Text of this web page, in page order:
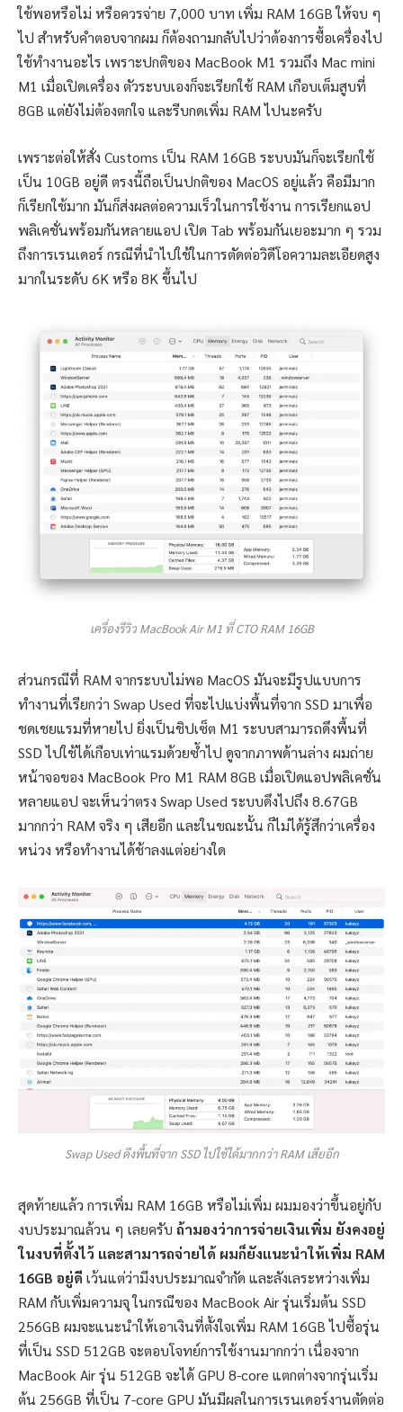
ใช้พอหรือไม่ หรือควรจ่าย 7,000 บาท เพิ่ม RAM 16GB ให้จบ ๆ
ไป สำหรับคำตอบจากผม ก็ต้องถามกลับไปว่าต้องการซื้อเครื่องไป
ใช้ทำงานอะไร เพราะปกติของ MacBook M1 รวมถึง Mac mini
M1 เมื่อเปิดเครื่อง ตัวระบบเองก็จะเรียกใช้ RAM เกือบเต็มสูบที่
8GB แต่ยังไม่ต้องตกใจ และรีบกดเพิ่ม RAM ไปนะครับ
เพราะต่อให้สั่ง Customs เป็น RAM 16GB ระบบมันก็จะเรียกใช้
เป็น 10GB อยู่ดี ตรงนี้ถือเป็นปกติของ MacOS อยู่แล้ว คือมีมาก
ก็เรียกใช้มาก มันก็ส่งผลต่อความเร็วในการใช้งาน การเรียกแอป
พลิเคชั่นพร้อมกันหลายแอป เปิด Tab พร้อมกันเยอะมาก ๆ รวม
ถึงการเรนเดอร์ กรณีที่นำไปใช้ในการตัดต่อวิดีโอความละเอียดสูง
มากในระดับ 6K หรือ 8K ขึ้นไป
เครื่องรีวิว MacBook Air M1 ที่ CTO RAM 16GB
ส่วนกรณีที่ RAM จากระบบไม่พอ MacOS มันจะมีรูปแบบการ
ทำงานที่เรียกว่า Swap Used ที่จะไปแบ่งพื้นที่จาก SSD มาเพื่อ
ชดเชยแรมที่หายไป ยิ่งเป็นชิปเซ็ต M1 ระบบสามารถดึงพื้นที่
SSD ไปใช้ได้เกือบเท่าแรมด้วยซ้ำไป ดูจากภาพด้านล่าง ผมถ่าย
หน้าจอของ MacBook Pro M1 RAM 8GB เมื่อเปิดแอปพลิเคชั่น
หลายแอป จะเห็นว่าตรง Swap Used ระบบดึงไปถึง 8.67GB
มากกว่า RAM จริง ๆ เสียอีก และในขณะนั้น ก็ไม่ได้รู้สึกว่าเครื่อง
หน่วง หรือทำงานได้ช้าลงแต่อย่างใด
Swap Used ดึงพื้นที่จาก SSD ไปใช้ได้มากกว่า RAM เสียอีก
สุดท้ายแล้ว การเพิ่ม RAM 16GB หรือไม่เพิ่ม ผมมองว่าขึ้นอยู่กับ
งบประมาณล้วน ๆ เลยครับ ถ้ามองว่าการจ่ายเงินเพิ่ม ยังคงอยู่
ในงบที่ตั้งไว้ และสามารถจ่ายได้ ผมก็ยังแนะนำให้เพิ่ม RAM
16GB อยู่ดี เว้นแต่ว่ามีงบประมาณจำกัด และลังเลระหว่างเพิ่ม
RAM กับเพิ่มความจุ ในกรณีของ MacBook Air รุ่นเริ่มต้น SSD
256GB ผมจะแนะนำให้เอาเงินที่ตั้งใจเพิ่ม RAM 16GB ไปซื้อรุ่น
ที่เป็น SSD 512GB จะตอบโจทย์การใช้งานมากกว่า เนื่องจาก
MacBook Air รุ่น 512GB จะได้ GPU 8-core แตกต่างจากรุ่นเริ่ม
ต้น 256GB ที่เป็น 7-core GPU มันมีผลในการเรนเดอร์งานตัดต่อ